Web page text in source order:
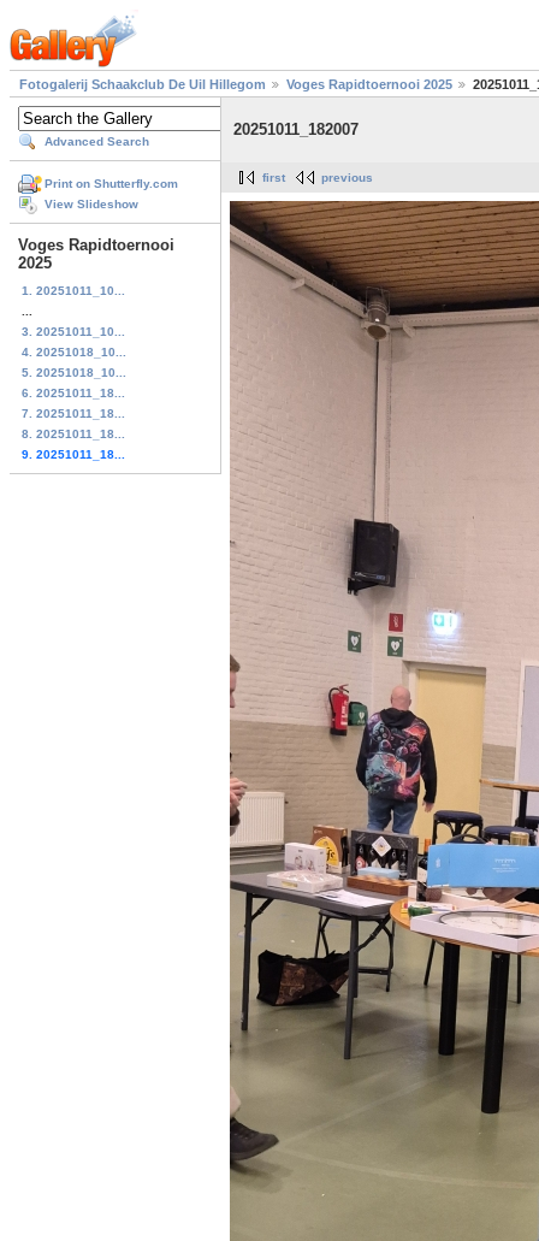
Fotogalerij Schaakclub De Uil Hillegom Voges Rapidtoernooi 2025
Advanced Search
Print on Shutterfly.com
View Slideshow
Voges Rapidtoernooi
2025
1. 20251011_10...
3. 20251011_10...
4. 20251018_10...
5. 20251018_10...
6. 20251011_18...
7. 20251011_18...
8. 20251011_18...
9. 20251011_18...
20251011_182007
first previous